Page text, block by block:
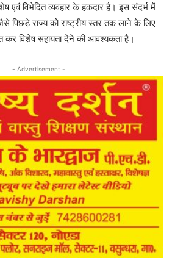
एवं विभेदित व्यवहार के हकदार है। इस संदर्भ में
पिछड़े राज्य को राष्ट्रीय स्तर तक लाने के लिए
कर विशेष सहायता देने की आवश्यकता है।
- Advertisement -